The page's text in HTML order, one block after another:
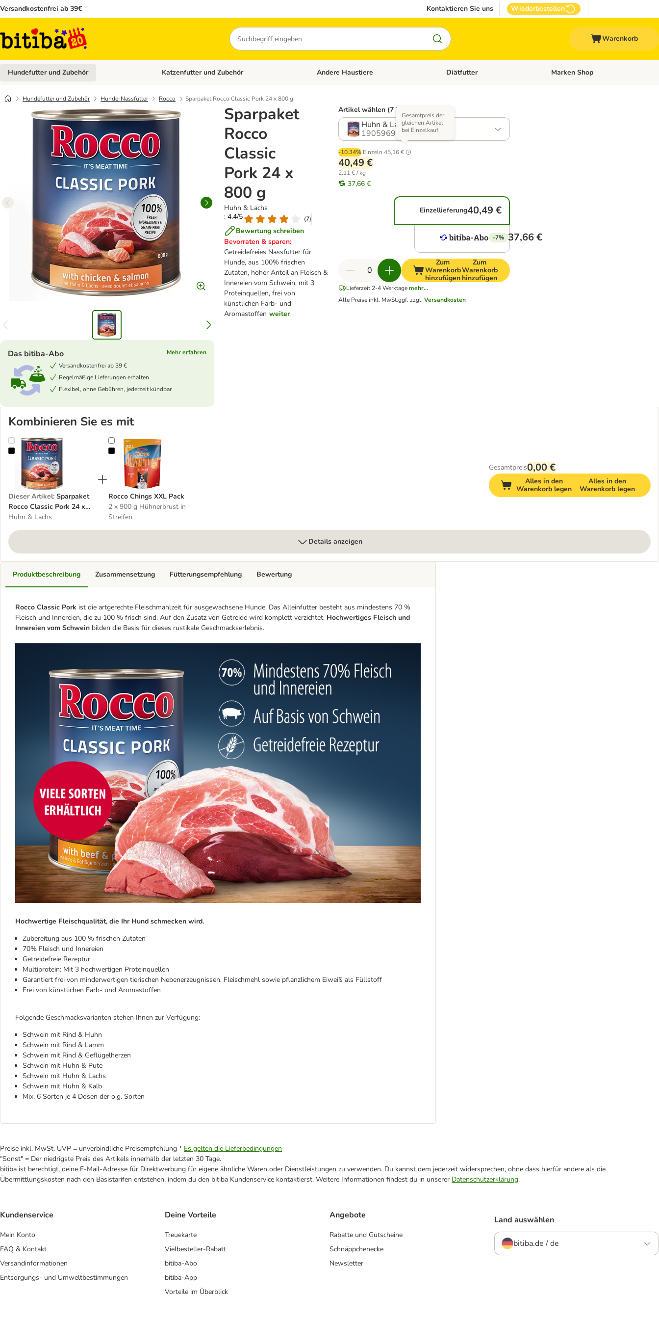
Versandkostenfrei ab 39€ Kontaktieren Sie uns Wiederbestellen
Suchen
Warenkorb
Hundefutter und Zubehör Kategorie-Menü öffnen: Hundefutter und Zubehör
Katzenfutter und Zubehör Kategorie-Menü öffnen: Katzenfutter und Zubehör
Andere Haustiere Kategorie-Menü öffnen: Andere Haustiere
Diätfutter Kategorie-Menü öffnen: Diätfutter
Marken Shop
Hundefutter und Zubehör Hunde-Nassfutter Rocco Sparpaket Rocco Classic Pork 24 x 800 g
Sparpaket
Rocco
Classic
Pork 24 x
800 g
Huhn & Lachs
: 4.4/5
(7)
Bewertung schreiben
Bevorraten & sparen:
Getreidefreies Nassfutter für
Hunde, aus 100% frischen
Zutaten, hoher Anteil an Fleisch &
Innereien vom Schwein, mit 3
Proteinquellen, frei von
künstlichen Farb- und
Aromastoffen weiter
Das bitiba-Abo
Mehr erfahren
Versandkostenfrei ab 39 €
Regelmäßige Lieferungen erhalten
Flexibel, ohne Gebühren, jederzeit kündbar
Artikel wählen (7 Varianten)
Huhn & Lachs
1905969.4
-10.34% Einzeln 45,16 €
Gesamtpreis der
gleichen Artikel
bei Einzelkauf
40,49 €
2,11 € / kg
37,66 €
Einzellieferung40,49 €
-7% 37,66 €
Zum
Warenkorb
hinzufügen
Zum
Warenkorb
hinzufügen
Lieferzeit 2-4 Werktage mehr...
Alle Preise inkl. MwSt.ggf. zzgl. Versandkosten
Kombinieren Sie es mit
Sparpaket Rocco Classic Pork 24 x 800 g
Dieser Artikel: Sparpaket
Rocco Classic Pork 24 x
800 g
Huhn & Lachs
Rocco Chings XXL Pack
Rocco Chings XXL Pack
2 x 900 g Hühnerbrust in
Streifen
Gesamtpreis0,00 €
Alles in den
Warenkorb legen
Alles in den
Warenkorb legen
Details anzeigen
Produktbeschreibung
Rocco Classic Pork ist die artgerechte Fleischmahlzeit für ausgewachsene Hunde. Das Alleinfutter besteht aus mindestens 70 %
Fleisch und Innereien, die zu 100 % frisch sind. Auf den Zusatz von Getreide wird komplett verzichtet. Hochwertiges Fleisch und
Innereien vom Schwein bilden die Basis für dieses rustikale Geschmackserlebnis.
Hochwertige Fleischqualität, die Ihr Hund schmecken wird.
Zubereitung aus 100 % frischen Zutaten
70% Fleisch und Innereien
Getreidefreie Rezeptur
Multiprotein: Mit 3 hochwertigen Proteinquellen
Garantiert frei von minderwertigen tierischen Nebenerzeugnissen, Fleischmehl sowie pflanzlichem Eiweiß als Füllstoff
Frei von künstlichen Farb- und Aromastoffen
Folgende Geschmacksvarianten stehen Ihnen zur Verfügung:
Schwein mit Rind & Huhn
Schwein mit Rind & Lamm
Schwein mit Rind & Geflügelherzen
Schwein mit Huhn & Pute
Schwein mit Huhn & Lachs
Schwein mit Huhn & Kalb
Mix, 6 Sorten je 4 Dosen der o.g. Sorten
Zusammensetzung Fütterungsempfehlung Bewertung
Preise inkl. MwSt. UVP = unverbindliche Preisempfehlung * Es gelten die Lieferbedingungen
"Sonst" = Der niedrigste Preis des Artikels innerhalb der letzten 30 Tage.
bitiba ist berechtigt, deine E-Mail-Adresse für Direktwerbung für eigene ähnliche Waren oder Dienstleistungen zu verwenden. Du kannst dem jederzeit widersprechen, ohne dass hierfür andere als die
Übermittlungskosten nach den Basistarifen entstehen, indem du den bitiba Kundenservice kontaktierst. Weitere Informationen findest du in unserer Datenschutzerklärung.
Kundenservice
Mein Konto
FAQ & Kontakt
Versandinformationen
Entsorgungs- und Umweltbestimmungen
Deine Vorteile
Treuekarte
Vielbesteller-Rabatt
bitiba-Abo
bitiba-App
Vorteile im Überblick
Angebote
Rabatte und Gutscheine
Schnäppchenecke
Newsletter
Land auswählen
bitiba.de / de